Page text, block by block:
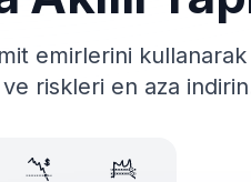
emirlerini
riskleri en aza